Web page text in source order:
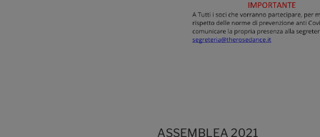
ASSEMBLEA 2021